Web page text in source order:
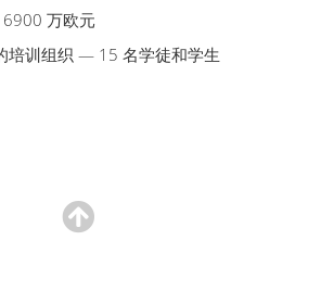
万欧元
培训组织 — 15 名学徒和学生